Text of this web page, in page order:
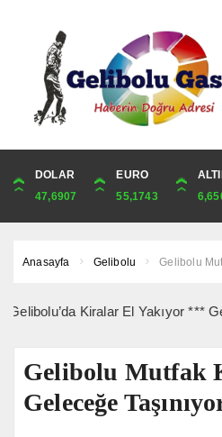
DOLAR
47,6907
EURO
55,1743
ONS
4,336,75
ALTIN
6,650,68
Anasayfa Gelibolu Gelibolu
Kiralar El Yakıyor *** Gelibolu
Gelibolu Mutfak
Geleceğe